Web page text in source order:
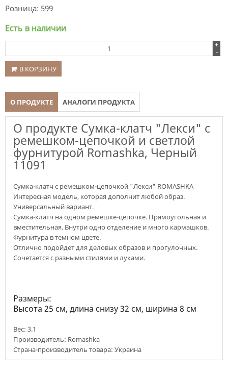
Розница: 599
Есть в наличии
+
-
В КОРЗИНУ
О ПРОДУКТЕ АНАЛОГИ ПРОДУКТА
О продукте Сумка-клатч "Лекси" с
ремешком-цепочкой и светлой
фурнитурой Romashka, Черный
11091
Сумка-клатч с ремешком-цепочкой "Лекси" ROMASHKA
Интересная модель, которая дополнит любой образ.
Универсальный вариант.
Сумка-клатч на одном ремешке-цепочке. Прямоугольная и
вместительная. Внутри одно отделение и много кармашков.
Фурнитура в темном цвете.
Отлично подойдет для деловых образов и прогулочных.
Сочетается с разными стилями и луками.
Размеры:
Высота 25 см, длина снизу 32 см, ширина 8 см
Вес: 3.1
Производитель: Romashka
Страна-производитель товара: Украина